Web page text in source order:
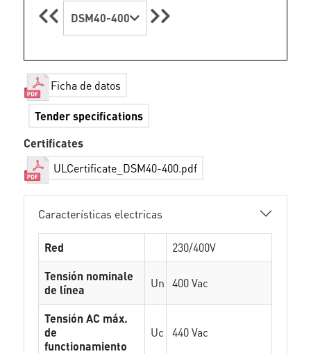
DSM40-400
Ficha de datos
Tender specifications
Certificates
ULCertificate_DSM40-400.pdf
Características electricas
Red
230/400V
Tensión nominale
de línea
Un 400 Vac
Tensión AC máx.
de
functionamiento
Uc 440 Vac